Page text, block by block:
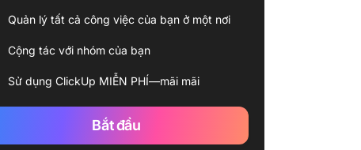
Quản lý tất cả công việc của bạn ở một nơi
Cộng tác với nhóm của bạn
Sử dụng ClickUp MIỄN PHÍ—mãi mãi
Bắt đầu